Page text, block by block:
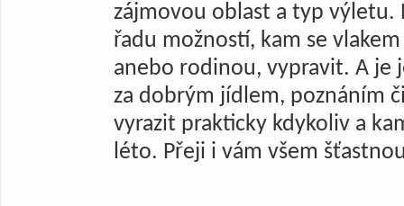
zájmovou oblast a typ výletu.
řadu možností, kam se
anebo rodinou, vypravit. A je
za dobrým jídlem, poznáním
vyrazit prakticky kdykoliv a
léto. Přeji i vám všem